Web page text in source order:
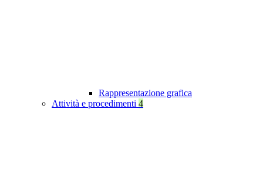
Rappresentazione grafica
Attività e procedimenti 4